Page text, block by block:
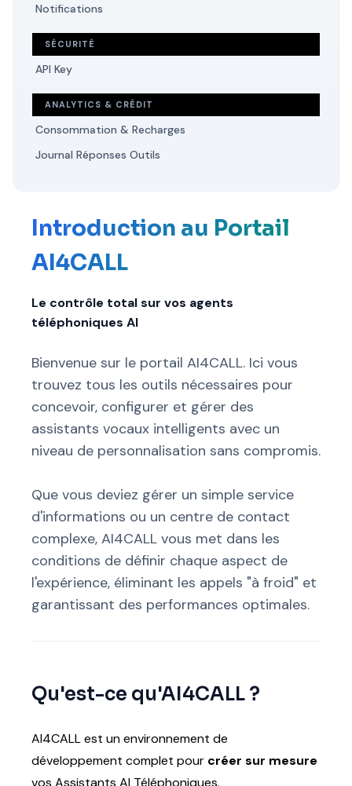
Notifications
SÉCURITÉ
API Key
ANALYTICS & CRÉDIT
Consommation & Recharges
Journal Réponses Outils
Introduction au Portail
AI4CALL
Le contrôle total sur vos agents
téléphoniques AI
Bienvenue sur le portail AI4CALL. Ici vous
trouvez tous les outils nécessaires pour
concevoir, configurer et gérer des
assistants vocaux intelligents avec un
niveau de personnalisation sans compromis.
Que vous deviez gérer un simple service
d'informations ou un centre de contact
complexe, AI4CALL vous met dans les
conditions de définir chaque aspect de
l'expérience, éliminant les appels "à froid" et
garantissant des performances optimales.
Qu'est-ce qu'AI4CALL ?
AI4CALL est un environnement de
développement complet pour créer sur mesure
vos Assistants AI Téléphoniques.